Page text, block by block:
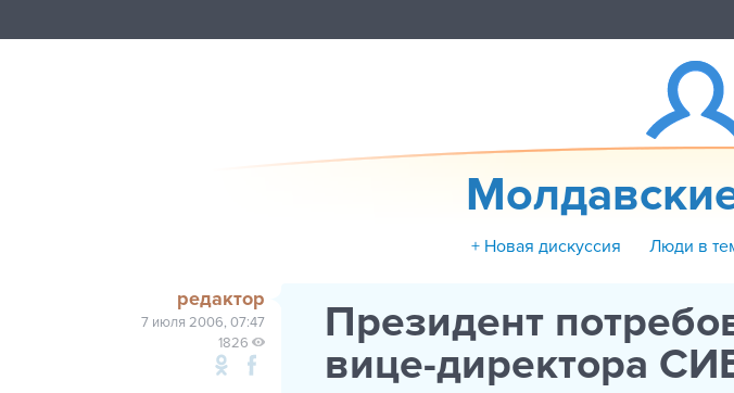
+ Новая дискуссия Люди в
редактор
7 июля 2006, 07:47
1826
Президент
вице-директора